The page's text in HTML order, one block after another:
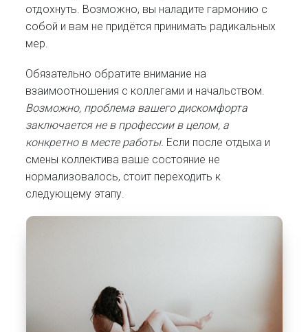
отдохнуть. Возможно, вы наладите гармонию с
собой и вам не придётся принимать радикальных
мер.
Обязательно обратите внимание на
взаимоотношения с коллегами и начальством.
Возможно, проблема вашего дискомфорта
заключается не в профессии в целом, а
конкретно в месте работы. Если после отдыха и
смены коллектива ваше состояние не
нормализовалось, стоит переходить к
следующему этапу.